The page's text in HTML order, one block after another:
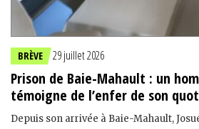
BRÈVE 29 juillet 2026
Prison de Baie-Mahault : un
témoigne de l’enfer de son
Depuis son arrivée à Baie-Mahault,